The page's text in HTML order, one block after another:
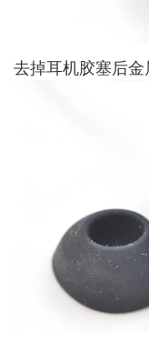
去掉耳机胶塞后金